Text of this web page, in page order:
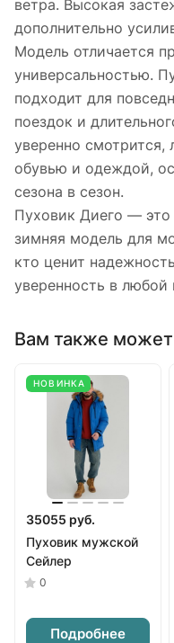
ветра. Высокая
дополнительно
Модель отличается
универсальностью.
подходит для
поездок и
уверенно смотрится,
обувью и одеждой,
сезона в сезон.
Пуховик Диего — это
зимняя модель для
кто ценит
уверенность в любой
Вам также может
НОВИНКА
35055 руб.
Пуховик мужской
Сейлер
0
Подробнее